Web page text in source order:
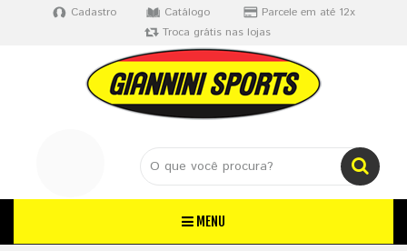
Cadastro Catálogo
Parcele em até 12x
Troca grátis nas lojas
MENU